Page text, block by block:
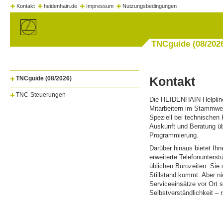
Kontakt heidenhain.de Impressum Nutzungsbedingungen
TNCguide (08/
TNCguide (08/2026)
TNC-Steuerungen
Kontakt
Die HEIDENHAIN-
Mitarbeitern im
Speziell bei technischen
Auskunft und Beratung
Programmierung.
Darüber hinaus bietet
erweiterte
üblichen Bürozeiten. Sie
Stillstand kommt. Aber
Serviceeinsätze vor Ort
Selbstverständlichkeit –